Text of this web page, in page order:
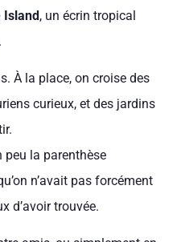
Island, un écrin tropical
À la place, on croise des
curieux, et des jardins
peu la parenthèse
n’avait pas forcément
d’avoir trouvée.